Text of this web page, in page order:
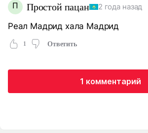
П Простой пацан 2 года назад
Реал Мадрид хала Мадрид
1 Ответить
1 комментарий